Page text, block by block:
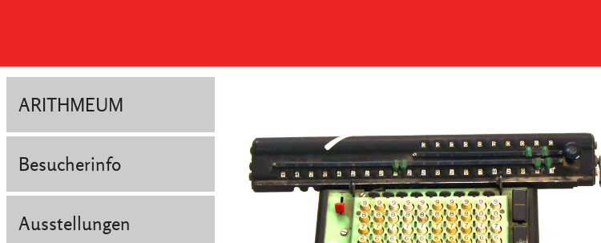
ARITHMEUM
Besucherinfo
Ausstellungen